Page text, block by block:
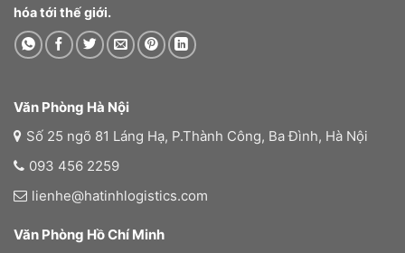
hóa tới thế giới.
Văn Phòng Hà Nội
Số 25 ngõ 81 Láng Hạ, P.Thành Công, Ba Đình, Hà Nội
093 456 2259
lienhe@hatinhlogistics.com
Văn Phòng Hồ Chí Minh